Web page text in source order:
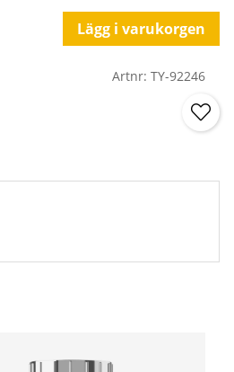
Lägg i varukorgen
Artnr: TY-92246